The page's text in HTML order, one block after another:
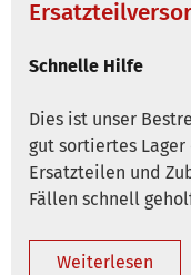
Schnelle Hilfe
Dies ist unser
gut sortiertes
Ersatzteilen und
Fällen schnell
Weiterlesen